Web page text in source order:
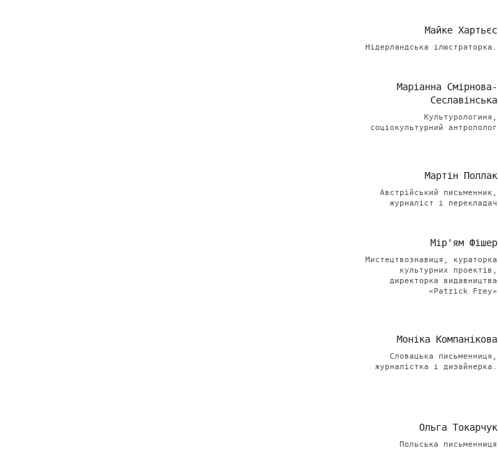
Майке Хартьєс
Нідерландська ілюстраторка.
Маріанна Смірнова-
Сеславінська
Культурологиня,
соціокультурний антрополог
Мартін Поллак
Австрійський письменник,
журналіст і перекладач
Мір'ям Фішер
Мистецтвознавиця, кураторка
культурних проектів,
директорка видавництва
«Patrick Frey»
Моніка Компанікова
Словацька письменниця,
журналістка і дизайнерка.
Ольга Токарчук
Польська письменниця